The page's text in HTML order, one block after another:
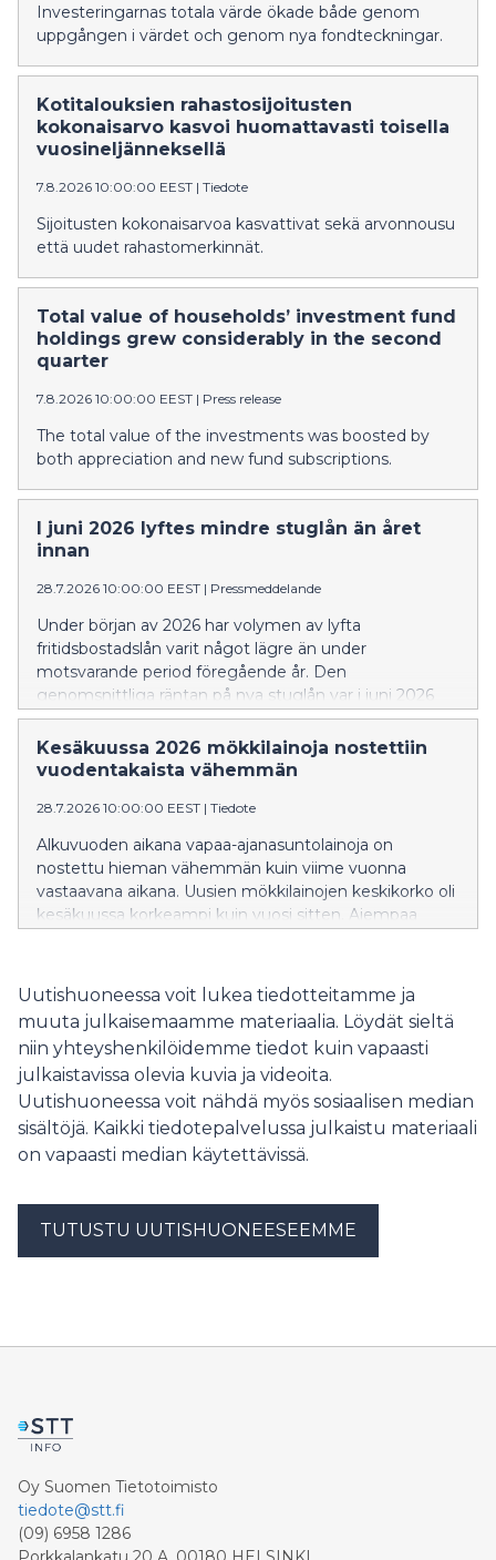
Investeringarnas totala värde ökade både genom
uppgången i värdet och genom nya fondteckningar.
Kotitalouksien rahastosijoitusten
kokonaisarvo kasvoi huomattavasti toisella
vuosineljänneksellä
7.8.2026 10:00:00 EEST | Tiedote
Sijoitusten kokonaisarvoa kasvattivat sekä arvonnousu
että uudet rahastomerkinnät.
Total value of households’ investment fund
holdings grew considerably in the second
quarter
7.8.2026 10:00:00 EEST | Press release
The total value of the investments was boosted by
both appreciation and new fund subscriptions.
I juni 2026 lyftes mindre stuglån än året
innan
28.7.2026 10:00:00 EEST | Pressmeddelande
Under början av 2026 har volymen av lyfta
fritidsbostadslån varit något lägre än under
motsvarande period föregående år. Den
genomsnittliga räntan på nya stuglån var i juni 2026
högre än för ett år sedan. En större andel av de nya
stuglånen än tidigare var bundna till tre eller sex
månaders Euribor.
Kesäkuussa 2026 mökkilainoja nostettiin
vuodentakaista vähemmän
28.7.2026 10:00:00 EEST | Tiedote
Alkuvuoden aikana vapaa-ajanasuntolainoja on
nostettu hieman vähemmän kuin viime vuonna
vastaavana aikana. Uusien mökkilainojen keskikorko oli
kesäkuussa korkeampi kuin vuosi sitten. Aiempaa
Uutishuoneessa voit lukea tiedotteitamme ja
muuta julkaisemaamme materiaalia. Löydät sieltä
niin yhteyshenkilöidemme tiedot kuin vapaasti
julkaistavissa olevia kuvia ja videoita.
Uutishuoneessa voit nähdä myös sosiaalisen median
sisältöjä. Kaikki tiedotepalvelussa julkaistu materiaali
on vapaasti median käytettävissä.
TUTUSTU UUTISHUONEESEEMME
Oy Suomen Tietotoimisto
tiedote@stt.fi
(09) 6958 1286